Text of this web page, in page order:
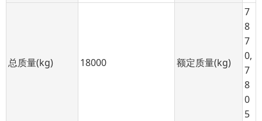
总质量(kg) 18000 额定质量(kg)
7
8
7
0,
7
8
0
5